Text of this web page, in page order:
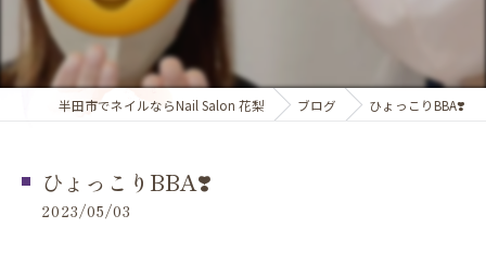
半田市でネイルならNail Salon 花梨 ブログ ひょっこりBBA❣️
ひょっこりBBA❣️
2023/05/03